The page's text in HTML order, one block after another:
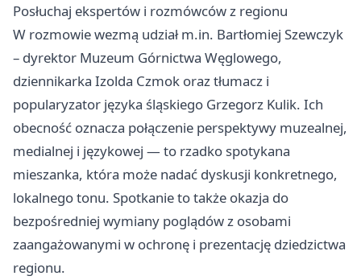
Posłuchaj ekspertów i rozmówców z regionu
W rozmowie wezmą udział m.in. Bartłomiej Szewczyk
– dyrektor Muzeum Górnictwa Węglowego,
dziennikarka Izolda Czmok oraz tłumacz i
popularyzator języka śląskiego Grzegorz Kulik. Ich
obecność oznacza połączenie perspektywy muzealnej,
medialnej i językowej — to rzadko spotykana
mieszanka, która może nadać dyskusji konkretnego,
lokalnego tonu. Spotkanie to także okazja do
bezpośredniej wymiany poglądów z osobami
zaangażowanymi w ochronę i prezentację dziedzictwa
regionu.